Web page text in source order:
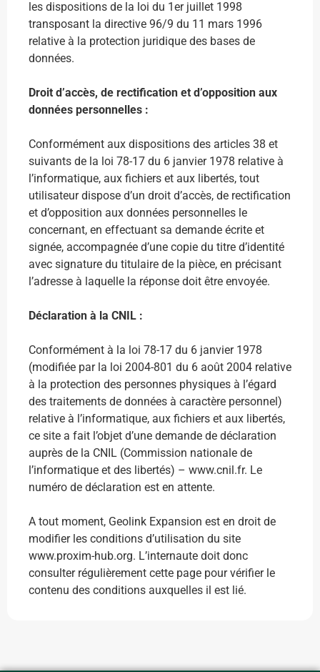
les dispositions de la loi du 1er juillet 1998
transposant la directive 96/9 du 11 mars 1996
relative à la protection juridique des bases de
données.
Droit d’accès, de rectification et d’opposition aux
données personnelles :
Conformément aux dispositions des articles 38 et
suivants de la loi 78-17 du 6 janvier 1978 relative à
l’informatique, aux fichiers et aux libertés, tout
utilisateur dispose d’un droit d’accès, de rectification
et d’opposition aux données personnelles le
concernant, en effectuant sa demande écrite et
signée, accompagnée d’une copie du titre d’identité
avec signature du titulaire de la pièce, en précisant
l’adresse à laquelle la réponse doit être envoyée.
Déclaration à la CNIL :
Conformément à la loi 78-17 du 6 janvier 1978
(modifiée par la loi 2004-801 du 6 août 2004 relative
à la protection des personnes physiques à l’égard
des traitements de données à caractère personnel)
relative à l’informatique, aux fichiers et aux libertés,
ce site a fait l’objet d’une demande de déclaration
auprès de la CNIL (Commission nationale de
l’informatique et des libertés) – www.cnil.fr. Le
numéro de déclaration est en attente.
A tout moment, Geolink Expansion est en droit de
modifier les conditions d’utilisation du site
www.proxim-hub.org. L’internaute doit donc
consulter régulièrement cette page pour vérifier le
contenu des conditions auxquelles il est lié.